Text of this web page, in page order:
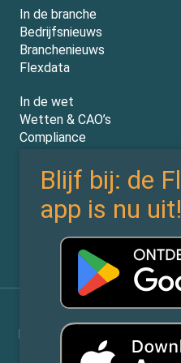
In de branche
Bedrijfsnieuws
Branchenieuws
Flexdata
In de wet
Wetten & CAO’s
Compliance
Experts
Partners
Vacatures
Flexnieuws.nl